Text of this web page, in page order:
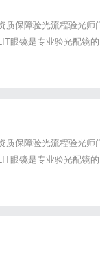
质保障验光流程验光师
眼镜是专业验光配镜的
透明价格和直营售后为
质保障验光流程验光师
眼镜是专业验光配镜的
透明价格和直营售后为